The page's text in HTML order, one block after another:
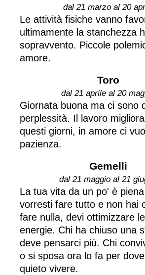
dal 21 marzo al 20
Le attività fisiche vanno
ultimamente la stanchezza
sopravvento. Piccole
amore.
Toro
dal 21 aprile al 20
Giornata buona ma ci sono
perplessità. Il lavoro
questi giorni, in amore ci
pazienza.
Gemelli
dal 21 maggio al 21
La tua vita da un po' è
vorresti fare tutto e non hai
fare nulla, devi ottimizzare
energie. Chi ha chiuso una
deve pensarci più. Chi
o si sposa ora lo fa per
quieto vivere.